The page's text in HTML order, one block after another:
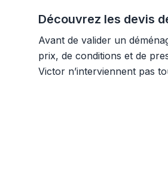
Découvrez les devis
Avant de valider un
prix, de conditions et de
Victor n’interviennent pas